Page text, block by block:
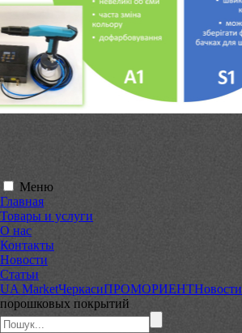
Меню
Главная
Товары и услуги
О нас
Контакты
Новости
Статьи
UA MarketЧеркасиПРОМОРИЕНТНовости
порошковых покрытий